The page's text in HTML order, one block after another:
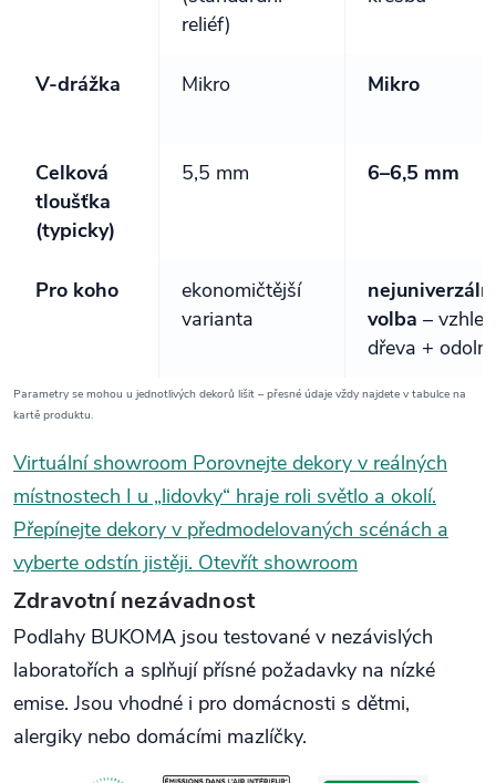
reliéf)
V-drážka Mikro Mikro
Celková
tloušťka
(typicky)
5,5 mm 6–6,5 mm
Pro koho
ekonomičtější
varianta
volba – vzhled
dřeva +
Parametry se mohou u jednotlivých dekorů lišit – přesné údaje vždy najdete v tabulce na
kartě produktu.
Virtuální showroom Porovnejte dekory v reálných
místnostech I u „lidovky“ hraje roli světlo a okolí.
Přepínejte dekory v předmodelovaných scénách a
vyberte odstín jistěji. Otevřít showroom
Zdravotní nezávadnost
Podlahy BUKOMA jsou testované v nezávislých
laboratořích a splňují přísné požadavky na nízké
emise. Jsou vhodné i pro domácnosti s dětmi,
alergiky nebo domácími mazlíčky.